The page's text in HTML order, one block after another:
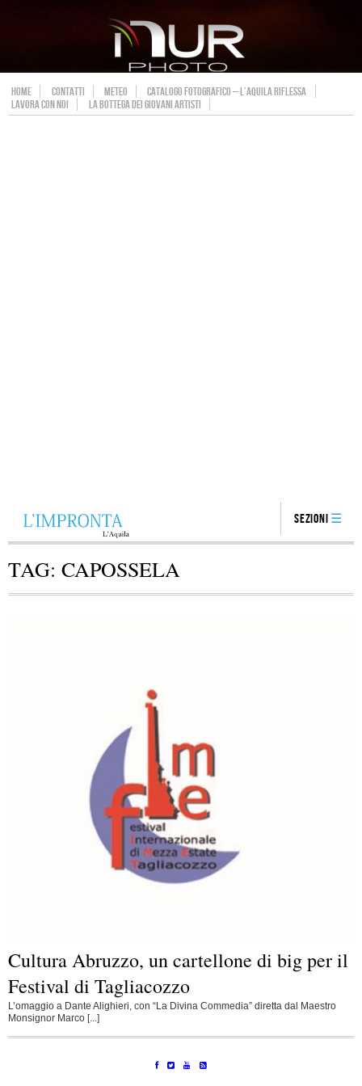
HOME CONTATTI METEO
CATALOGO FOTOGRAFICO – L’AQUILA RIFLESSA
LAVORA CON NOI
LA BOTTEGA DEI GIOVANI ARTISTI
Sezioni
TAG: CAPOSSELA
Cultura Abruzzo, un cartellone di big per il
Festival di Tagliacozzo
L’omaggio a Dante Alighieri, con “La Divina Commedia” diretta dal Maestro
Monsignor Marco [...]